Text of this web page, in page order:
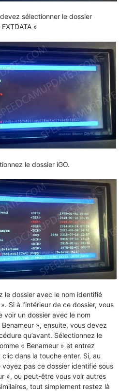
sélectionner le dossier
»
le dossier iGO.
le dossier avec le nom identifié
Si à l’intérieur de ce dossier, vous
voir un dossier avec le nom
», ensuite, vous devez
qu’avant. Sélectionnez le
« Benameur » et entrez
dans la touche enter. Si, au
voyez pas ce dossier identifié sous
», ou peut-être vous voir autres
tout simplement restez là